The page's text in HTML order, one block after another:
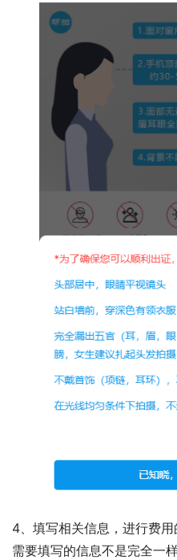
4、填写相关信息，进行费
需要填写的信息不是完全一